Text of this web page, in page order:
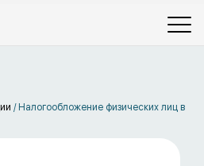
/ Налогообложение физических лиц в